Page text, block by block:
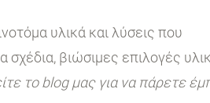
υλικά και λύσεις που
βιώσιμες επιλογές
το blog μας για να πάρετε